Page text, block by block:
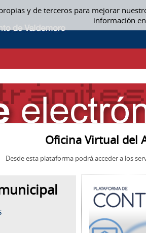
y de terceros para mejorar
información
Oficina Virtual del
Desde esta plataforma podrá acceder a los